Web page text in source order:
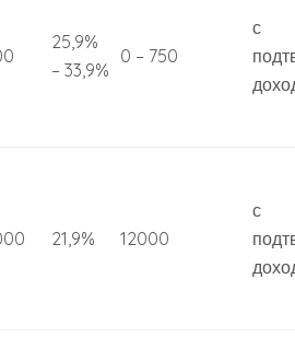
25,9%
– 33,9%
0 – 750
с
21,9% 12000
с